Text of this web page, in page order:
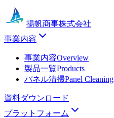
揚帆商事株式会社
事業内容
事業内容Overview
製品一覧Products
パネル清掃Panel Cleaning
資料ダウンロード
プラットフォーム